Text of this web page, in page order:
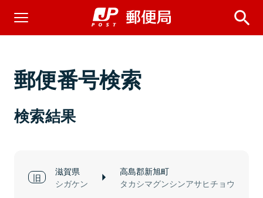
郵便番号検索
検索結果
滋賀県
シガケン
高島郡新旭町
タカシマグンシンアサヒチョウ